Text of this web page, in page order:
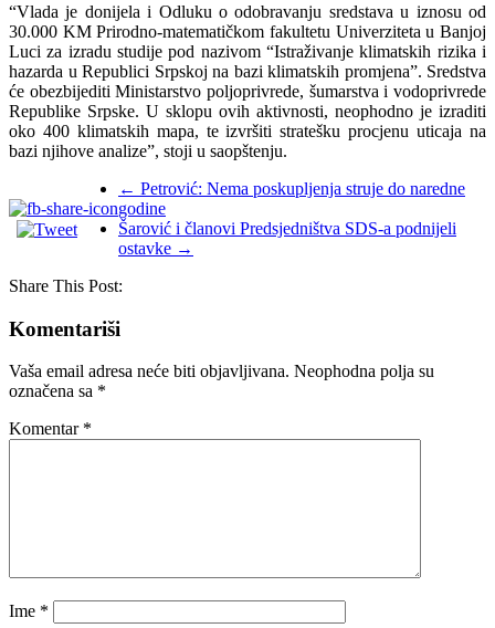
“Vlada je donijela i Odluku o odobravanju sredstava u iznosu od
30.000 KM Prirodno-matematičkom fakultetu Univerziteta u Banjoj
Luci za izradu studije pod nazivom “Istraživanje klimatskih rizika i
hazarda u Republici Srpskoj na bazi klimatskih promjena”. Sredstva
će obezbijediti Ministarstvo poljoprivrede, šumarstva i vodoprivrede
Republike Srpske. U sklopu ovih aktivnosti, neophodno je izraditi
oko 400 klimatskih mapa, te izvršiti stratešku procjenu uticaja na
bazi njihove analize”, stoji u saopštenju.
← Petrović: Nema poskupljenja struje do naredne
godine
Šarović i članovi Predsjedništva SDS-a podnijeli
ostavke →
Share This Post:
Komentariši
Vaša email adresa neće biti objavljivana. Neophodna polja su
označena sa *
Komentar *
Ime *